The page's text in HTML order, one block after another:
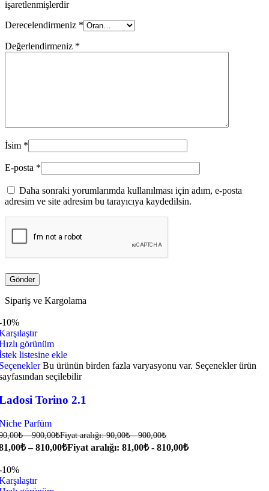
işaretlenmişlerdir
Derecelendirmeniz *
Değerlendirmeniz *
İsim *
E-posta *
Daha sonraki yorumlarımda kullanılması için adım, e-posta
adresim ve site adresim bu tarayıcıya kaydedilsin.
Sipariş ve Kargolama
10%
görünüm
listesine ekle
Bu ürünün birden fazla varyasyonu var. Seçenekler ürün
seçilebilir
Torino 2.1
Parfüm
₺ –900,00₺Fiyat aralığı: 90,00₺ - 900,00₺
₺ –810,00₺Fiyat aralığı: 81,00₺ - 810,00₺
10%